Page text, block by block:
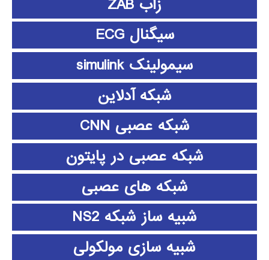
سیگنال ECG
سیمولینک simulink
شبکه آدلاین
شبکه عصبی CNN
شبکه عصبی در پایتون
شبکه های عصبی
شبیه ساز شبکه NS2
شبیه سازی مولکولی